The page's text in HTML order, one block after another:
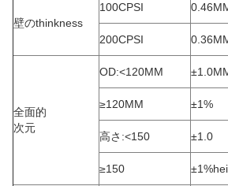
壁のthinkness
100CPSI
200CPSI
全面的
次元
OD:<120MM
≥120MM
±1%
高さ:<150
±1.0
≥150